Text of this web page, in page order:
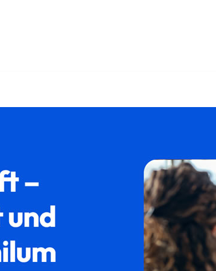
als auch ✓Abschiebung für 37574